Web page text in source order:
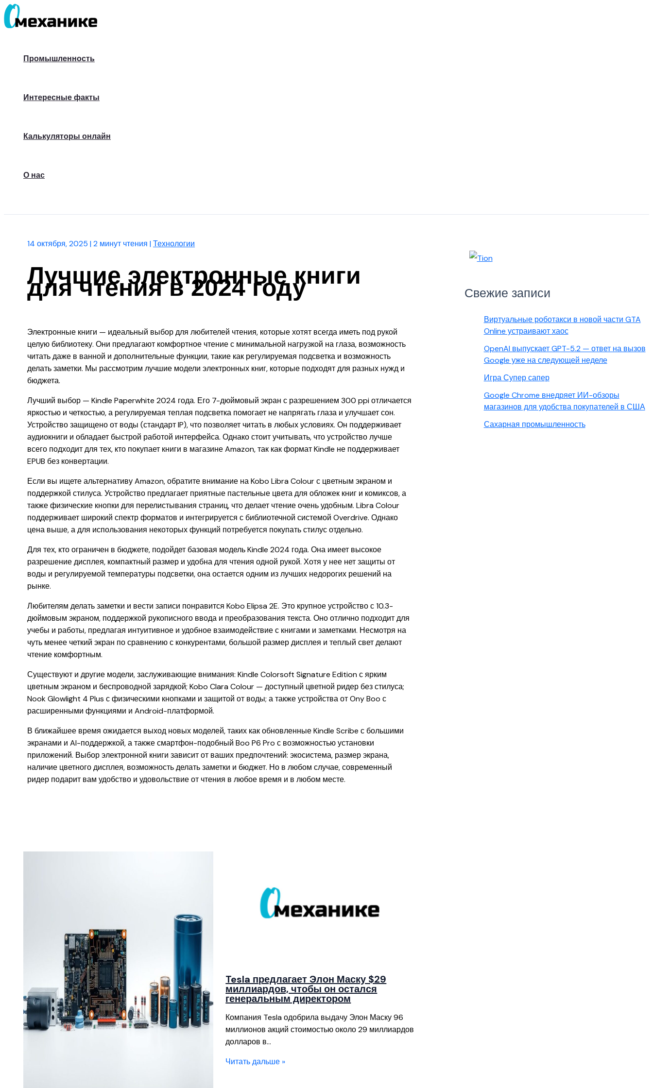
Перейти
к
Промышленность
Интересные факты
Калькуляторы онлайн
О нас
14 октября, 2025 |2 минут чтения |Технологии
Лучшие электронные книги
для чтения в 2024 году
Электронные книги — идеальный выбор для любителей чтения, которые хотят всегда иметь под рукой
целую библиотеку. Они предлагают комфортное чтение с минимальной нагрузкой на глаза, возможность
читать даже в ванной и дополнительные функции, такие как регулируемая подсветка и возможность
делать заметки. Мы рассмотрим лучшие модели электронных книг, которые подходят для разных нужд и
бюджета.
Лучший выбор — Kindle Paperwhite 2024 года. Его 7-дюймовый экран с разрешением 300 ppi отличается
яркостью и четкостью, а регулируемая теплая подсветка помогает не напрягать глаза и улучшает сон.
Устройство защищено от воды (стандарт IP), что позволяет читать в любых условиях. Он поддерживает
аудиокниги и обладает быстрой работой интерфейса. Однако стоит учитывать, что устройство лучше
всего подходит для тех, кто покупает книги в магазине Amazon, так как формат Kindle не поддерживает
EPUB без конвертации.
Если вы ищете альтернативу Amazon, обратите внимание на Kobo Libra Colour с цветным экраном и
поддержкой стилуса. Устройство предлагает приятные пастельные цвета для обложек книг и комиксов, а
также физические кнопки для перелистывания страниц, что делает чтение очень удобным. Libra Colour
поддерживает широкий спектр форматов и интегрируется с библиотечной системой Overdrive. Однако
цена выше, а для использования некоторых функций потребуется покупать стилус отдельно.
Для тех, кто ограничен в бюджете, подойдет базовая модель Kindle 2024 года. Она имеет высокое
разрешение дисплея, компактный размер и удобна для чтения одной рукой. Хотя у нее нет защиты от
воды и регулируемой температуры подсветки, она остается одним из лучших недорогих решений на
рынке.
Любителям делать заметки и вести записи понравится Kobo Elipsa 2E. Это крупное устройство с 10.3-
дюймовым экраном, поддержкой рукописного ввода и преобразования текста. Оно отлично подходит для
учебы и работы, предлагая интуитивное и удобное взаимодействие с книгами и заметками. Несмотря на
чуть менее четкий экран по сравнению с конкурентами, большой размер дисплея и теплый свет делают
чтение комфортным.
Существуют и другие модели, заслуживающие внимания: Kindle Colorsoft Signature Edition с ярким
цветным экраном и беспроводной зарядкой; Kobo Clara Colour — доступный цветной ридер без стилуса;
Nook Glowlight 4 Plus с физическими кнопками и защитой от воды; а также устройства от Ony Boo с
расширенными функциями и Android-платформой.
В ближайшее время ожидается выход новых моделей, таких как обновленные Kindle Scribe с большими
экранами и AI-поддержкой, а также смартфон-подобный Boo P6 Pro с возможностью установки
приложений. Выбор электронной книги зависит от ваших предпочтений: экосистема, размер экрана,
наличие цветного дисплея, возможность делать заметки и бюджет. Но в любом случае, современный
ридер подарит вам удобство и удовольствие от чтения в любое время и в любом месте.
Tesla предлагает Элон Маску $29
миллиардов, чтобы он остался
генеральным директором
Компания Tesla одобрила выдачу Элон Маску 96
миллионов акций стоимостью около 29 миллиардов
долларов в…
Читать дальше »
Свежие записи
Виртуальные роботакси в новой части GTA
Online устраивают хаос
OpenAI выпускает GPT-5.2 — ответ на вызов
Google уже на следующей неделе
Игра Супер сапер
Google Chrome внедряет ИИ-обзоры
магазинов для удобства покупателей в США
Сахарная промышленность